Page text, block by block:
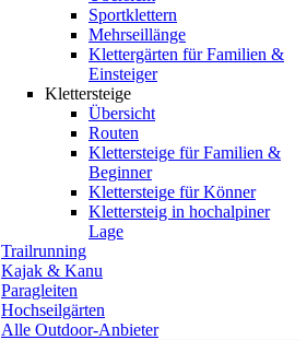
Sportklettern
Mehrseillänge
Klettergärten für Familien &
Einsteiger
Klettersteige
Übersicht
Routen
Klettersteige für Familien &
Beginner
Klettersteige für Könner
Klettersteig in hochalpiner
Lage
Trailrunning
Kajak & Kanu
Paragleiten
Hochseilgärten
Alle Outdoor-Anbieter